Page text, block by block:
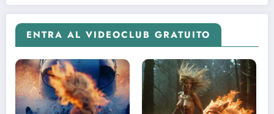
ENTRA AL VIDEOCLUB GRATUITO